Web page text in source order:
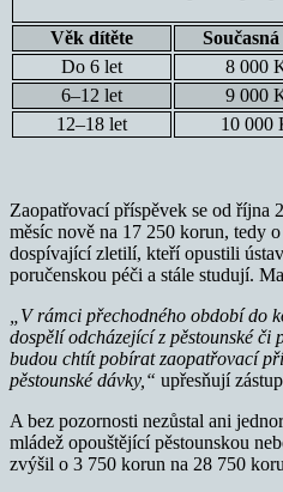
Věk dítěte Současná
Do 6 let
8 000
6–12 let
9 000
12–18 let
10 000
Zaopatřovací příspěvek se od října
měsíc nově na 17 250 korun, tedy
dospívající zletilí, kteří opustili
poručenskou péči a stále studují.
„V rámci přechodného období do
dospělí odcházející z pěstounské či
budou chtít pobírat zaopatřovací
pěstounské dávky,“ upřesňují
A bez pozornosti nezůstal ani
mládež opouštějící pěstounskou
zvýšil o 3 750 korun na 28 750